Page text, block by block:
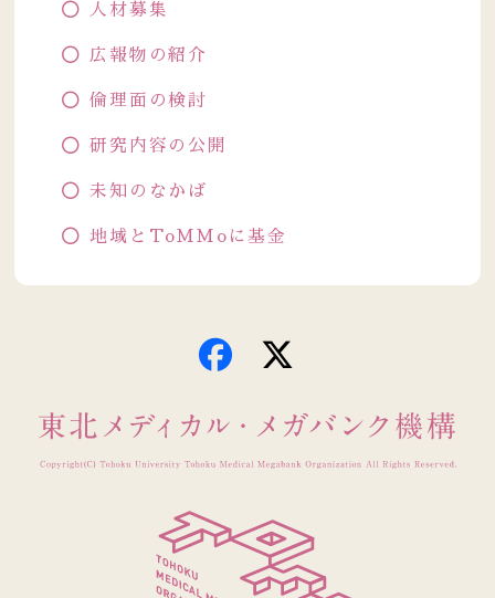
人材募集
広報物の紹介
倫理面の検討
研究内容の公開
未知のなかば
地域とToMMoに基金